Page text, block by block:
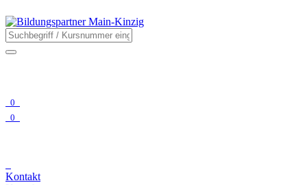
0
0
Kontakt